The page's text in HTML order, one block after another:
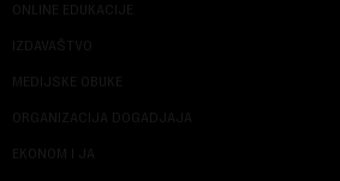
ONLINE EDUKACIJE
IZDAVAŠTVO
MEDIJSKE OBUKE
ORGANIZACIJA DOGADJAJA
EKONOM I JA